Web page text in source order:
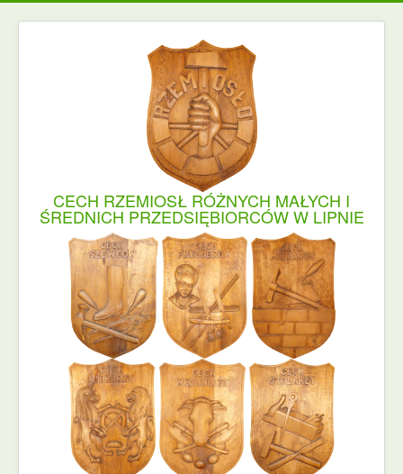
CECH RZEMIOSŁ RÓŻNYCH MAŁYCH I
ŚREDNICH PRZEDSIĘBIORCÓW W LIPNIE